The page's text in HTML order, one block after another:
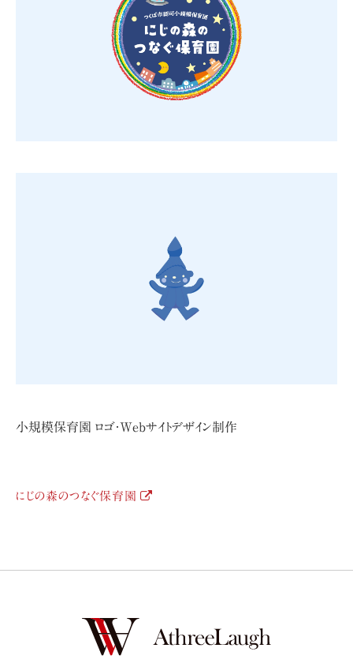
小規模保育園 ロゴ・Webサイトデザイン制作
にじの森のつなぐ保育園